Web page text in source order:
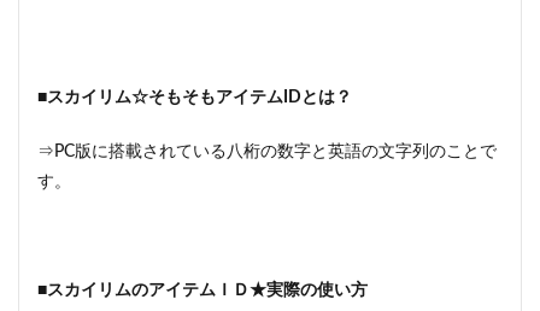
■スカイリム☆そもそもアイテムIDとは？
⇒PC版に搭載されている八桁の数字と英語の文字列のことで
す。
■スカイリムのアイテムＩＤ★実際の使い方